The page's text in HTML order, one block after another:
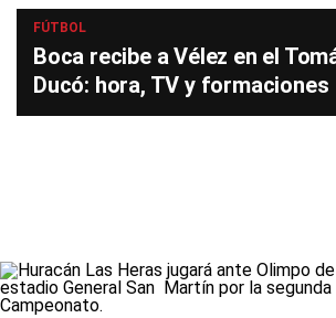
FÚTBOL
Boca recibe a Vélez en el
Ducó: hora, TV y formaciones